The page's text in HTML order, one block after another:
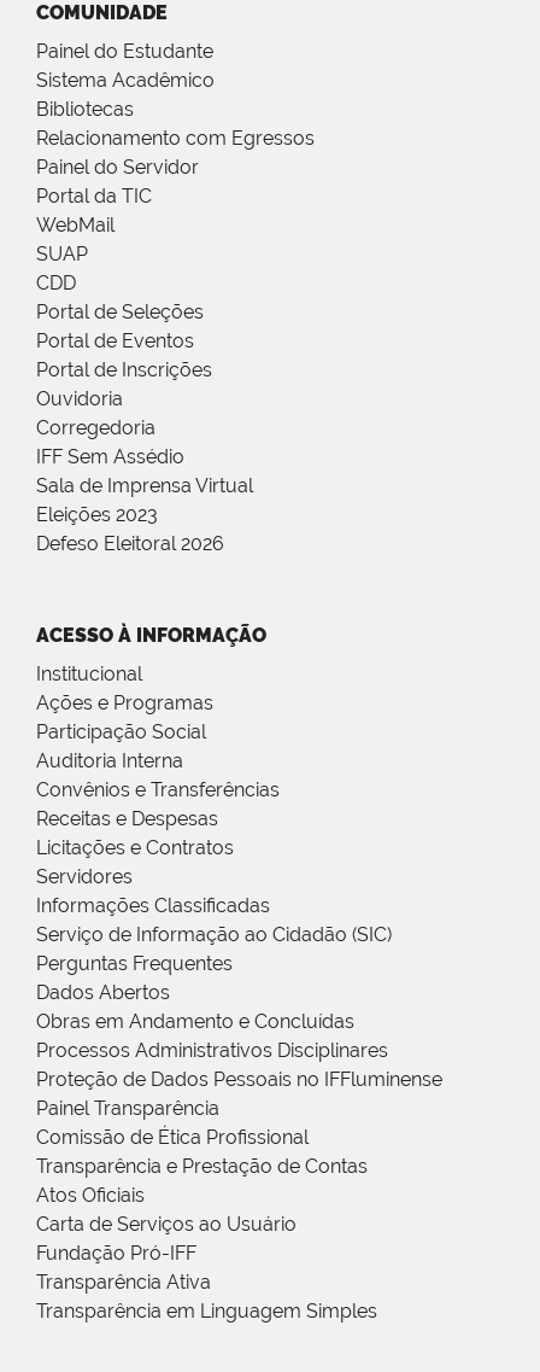
COMUNIDADE
Painel do Estudante
Sistema Acadêmico
Bibliotecas
Relacionamento com Egressos
Painel do Servidor
Portal da TIC
WebMail
SUAP
CDD
Portal de Seleções
Portal de Eventos
Portal de Inscrições
Ouvidoria
Corregedoria
IFF Sem Assédio
Sala de Imprensa Virtual
Eleições 2023
Defeso Eleitoral 2026
ACESSO À INFORMAÇÃO
Institucional
Ações e Programas
Participação Social
Auditoria Interna
Convênios e Transferências
Receitas e Despesas
Licitações e Contratos
Servidores
Informações Classificadas
Serviço de Informação ao Cidadão (SIC)
Perguntas Frequentes
Dados Abertos
Obras em Andamento e Concluídas
Processos Administrativos Disciplinares
Proteção de Dados Pessoais no IFFluminense
Painel Transparência
Comissão de Ética Profissional
Transparência e Prestação de Contas
Atos Oficiais
Carta de Serviços ao Usuário
Fundação Pró-IFF
Transparência Ativa
Transparência em Linguagem Simples